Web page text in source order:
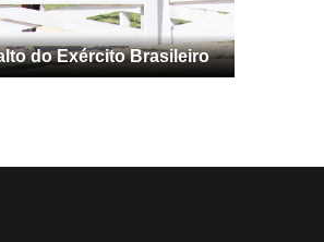
do Exército Brasileiro